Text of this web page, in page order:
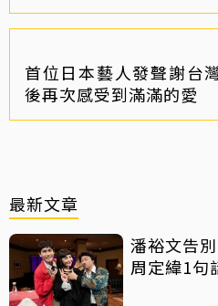
首位日本藝人發聲謝台
後再次感受到滿滿的愛
最新文章
潘裕文告
周定緯1句